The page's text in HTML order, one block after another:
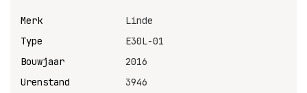
Merk
Linde
Type
E30L-01
Bouwjaar
2016
Urenstand
3946